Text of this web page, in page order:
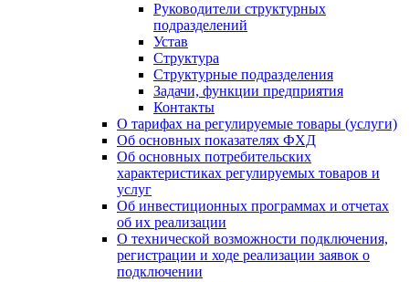
Руководители структурных
подразделений
Устав
Структура
Структурные подразделения
Задачи, функции предприятия
Контакты
О тарифах на регулируемые товары (услуги)
Об основных показателях ФХД
Об основных потребительских
характеристиках регулируемых товаров и
услуг
Об инвестиционных программах и отчетах
об их реализации
О технической возможности подключения,
регистрации и ходе реализации заявок о
подключении